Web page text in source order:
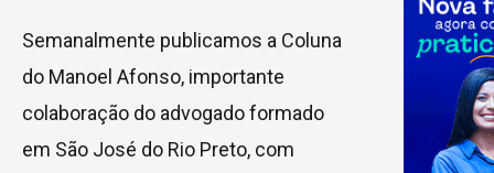
Semanalmente publicamos a Coluna
do Manoel Afonso, importante
colaboração do advogado formado
em São José do Rio Preto, com